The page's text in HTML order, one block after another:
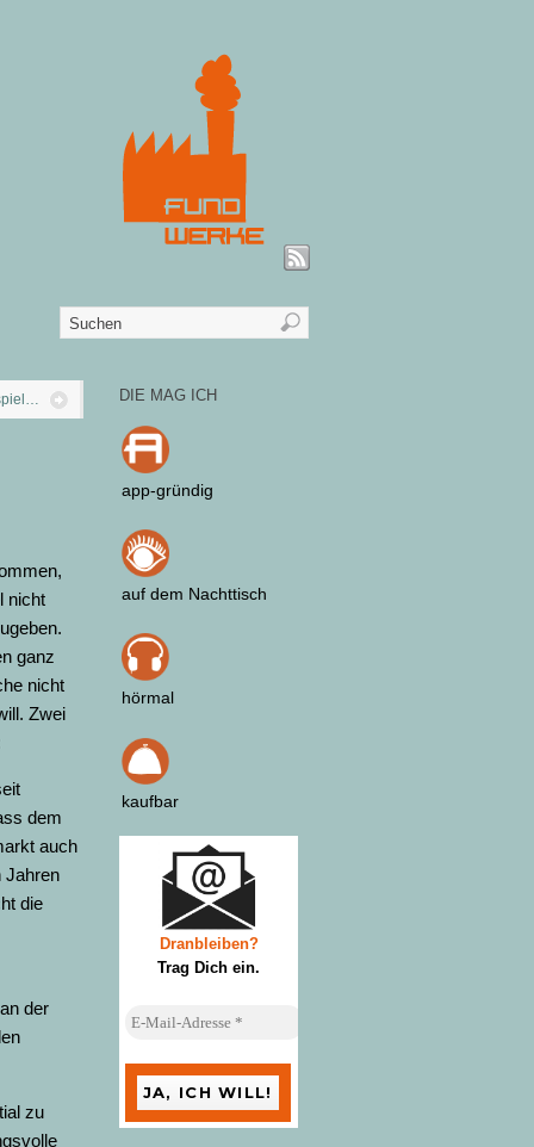
nicht
ganz
nicht
Zwei
dem
auch
Jahren
die
der
zu
DIE MAG ICH
app-gründig
auf dem Nachttisch
hörmal
kaufbar
Dranbleiben?
Trag Dich ein.